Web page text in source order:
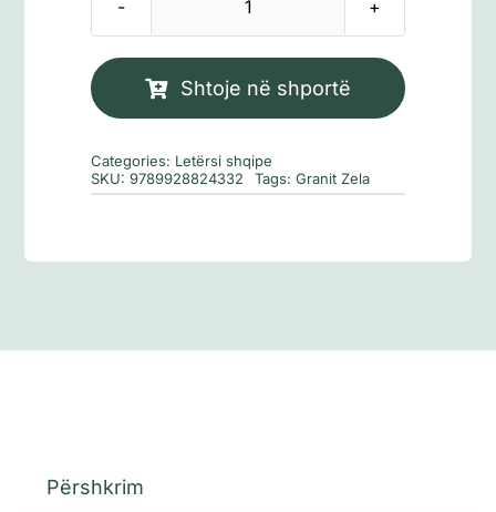
Sasi
Shtoje në shportë
Categories: Letërsi shqipe
SKU:9789928824332 Tags:Granit Zela
Përshkrim